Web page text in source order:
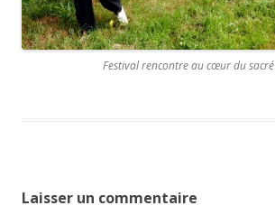
Festival rencontre au cœur du
Laisser un commentaire